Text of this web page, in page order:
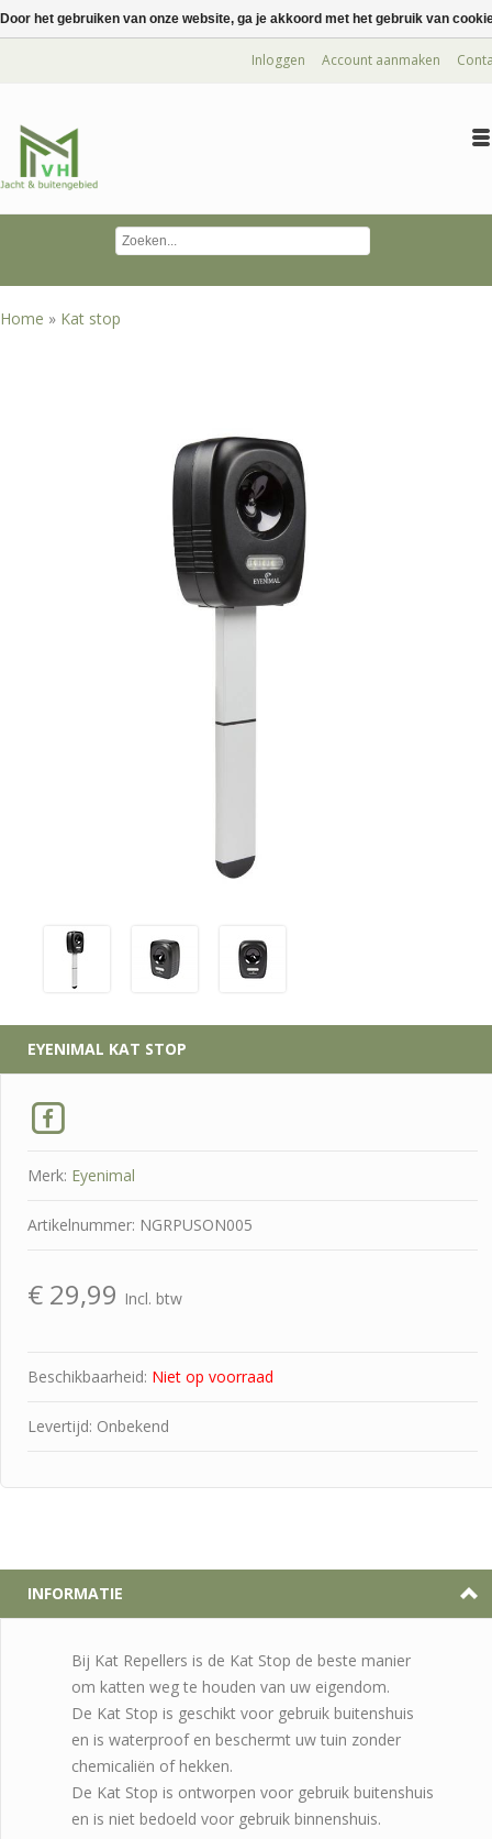
Inloggen Account aanmaken
Home » Kat stop
EYENIMAL KAT STOP
Merk: Eyenimal
Artikelnummer: NGRPUSON005
€ 29,99 Incl. btw
Beschikbaarheid: Niet op voorraad
Levertijd: Onbekend
INFORMATIE
Bij Kat Repellers is de Kat Stop de beste manier
om katten weg te houden van uw eigendom.
De Kat Stop is geschikt voor gebruik buitenshuis
en is waterproof en beschermt uw tuin zonder
chemicaliën of hekken.
De Kat Stop is ontworpen voor gebruik buitenshuis
en is niet bedoeld voor gebruik binnenshuis.
Door het gebruiken van onze website, ga je akkoord met het gebruik van